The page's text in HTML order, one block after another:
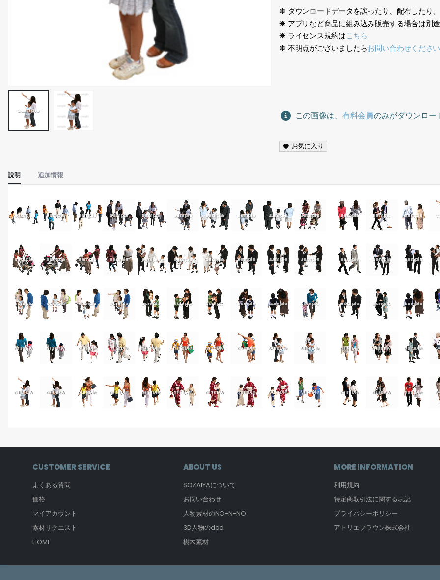
❋ ダウンロードデータを譲ったり、配布したり
❋ アプリなど商品に組み込み販売する場合は別
❋ ライセンス規約はこちら
❋ 不明点がございましたらお問い合わせください
この画像は、有料会員のみがダウンロー
お気に入り
説明 追加情報
CUSTOMER SERVICE
よくある質問
価格
マイアカウント
素材リクエスト
HOME
ABOUT US
SOZAIYAについて
お問い合わせ
人物素材のNO-N-NO
3D人物のddd
樹木素材
MORE INFORMATION
利用規約
特定商取引法に関する表記
プライバシーポリシー
アトリエブラウン株式会社